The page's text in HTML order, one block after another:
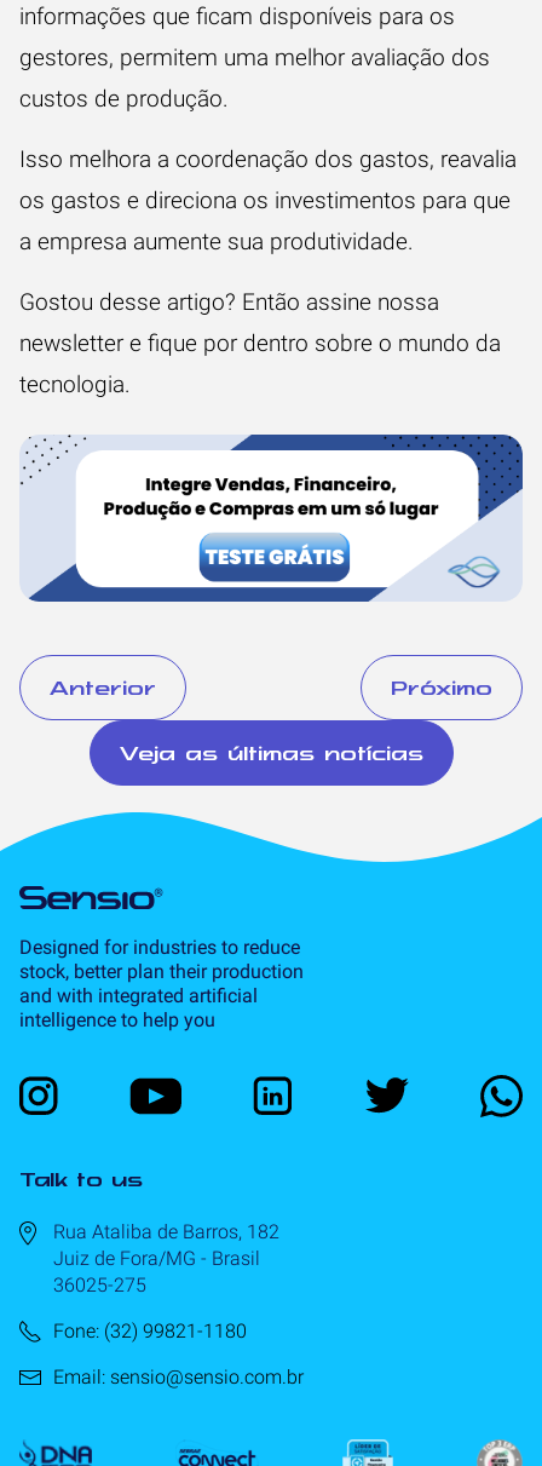
informações que ficam disponíveis para os
gestores, permitem uma melhor avaliação dos
custos de produção.
Isso melhora a coordenação dos gastos, reavalia
os gastos e direciona os investimentos para que
a empresa aumente sua produtividade.
Gostou desse artigo? Então assine nossa
newsletter e fique por dentro sobre o mundo da
tecnologia.
Anterior Próximo
Veja as últimas notícias
Designed for industries to reduce
stock, better plan their production
and with integrated artificial
intelligence to help you
Talk to us
Rua Ataliba de Barros, 182
Juiz de Fora/MG - Brasil
36025-275
Fone: (32) 99821-1180
Email: sensio@sensio.com.br